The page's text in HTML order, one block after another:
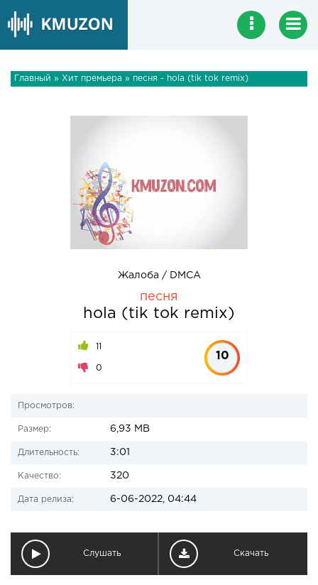
Главный » Хит премьера » песня - hola (tik tok remix)
Жалоба / DMCA
песня
hola (tik tok remix)
11
0
10
Просмотров:
Размер: 6,93 MB
Длительность: 3:01
Качество: 320
Дата релиза: 6-06-2022, 04:44
Слушать Скачать